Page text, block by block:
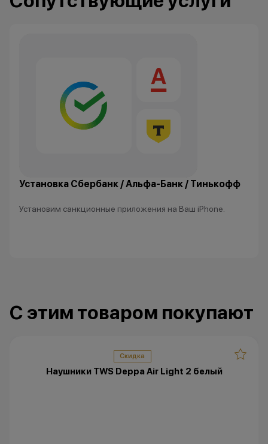
*Акции и бонусы не суммируются.
*Данная акция не является
публичной офертой и носит
исключительно информационный
договора купли-продажи по
Остались вопросы?
мессенджерах
Установка Сбербанк / Альфа-Банк / Тинькофф
Установим санкционные приложения на Ваш iPhone.
С этим товаром покупают
Скидка
Наушники TWS Deppa Air Light 2 белый